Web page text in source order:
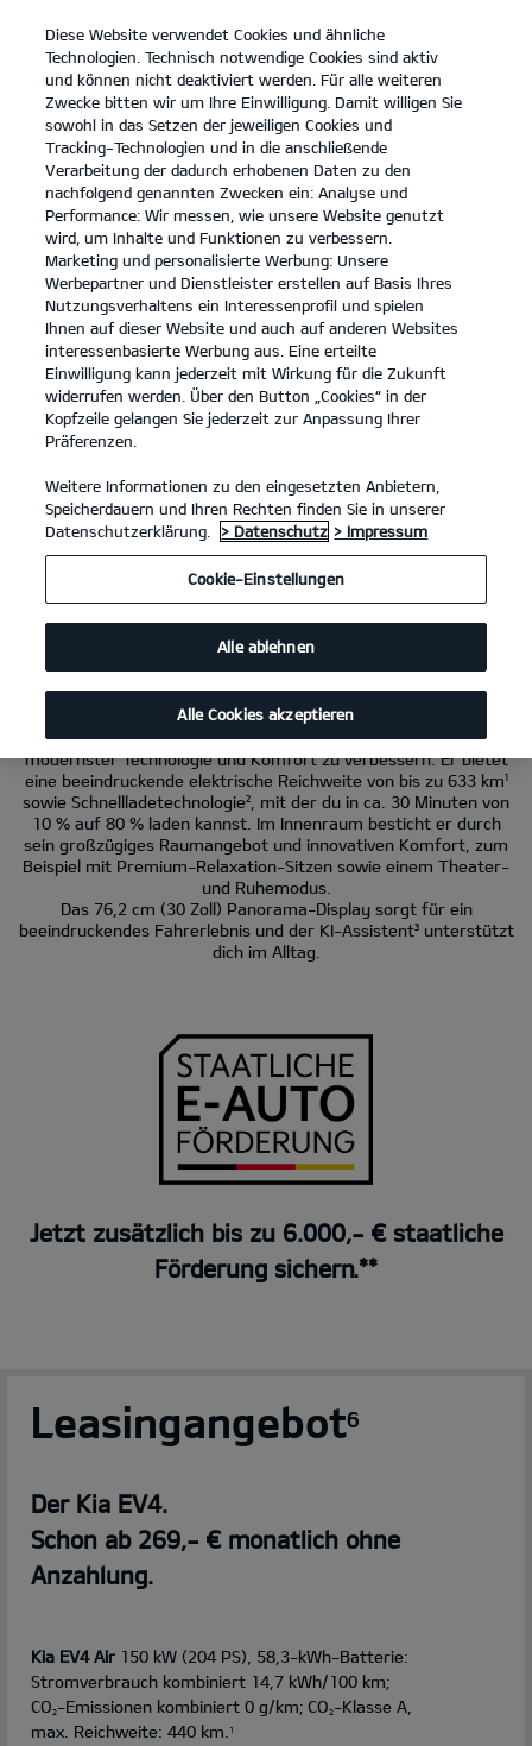
open
menu
KONTAKT
150 kW (204 PS): Stromverbrauch kombiniert 15,8 kWh/100
-Emissionen kombiniert 0 g/km. CO -Klasse A.
Der Kia EV4.
Entdecke die Welt in neuem Licht.
Der Kia EV4 wurde entwickelt, um dein Fahrerlebnis mit
modernster Technologie und Komfort zu verbessern. Er bietet
eine beeindruckende elektrische Reichweite von bis zu 633 km¹
sowie Schnellladetechnologie², mit der du in ca. 30 Minuten von
10 % auf 80 % laden kannst. Im Innenraum besticht er durch
sein großzügiges Raumangebot und innovativen Komfort, zum
Beispiel mit Premium-Relaxation-Sitzen sowie einem Theater-
und Ruhemodus.
Das 76,2 cm (30 Zoll) Panorama-Display sorgt für ein
beeindruckendes Fahrerlebnis und der KI-Assistent³ unterstützt
dich im Alltag.
Jetzt zusätzlich bis zu 6.000,- € staatliche
Förderung sichern.**
Leasingangebot6
Der Kia EV4.
Schon ab 269,- € monatlich ohne
Anzahlung.
Kia EV4 Air 150 kW (204 PS), 58,3-kWh-Batterie:
Stromverbrauch kombiniert 14,7 kWh/100 km;
CO2-Emissionen kombiniert 0 g/km; CO2-Klasse A,
max. Reichweite: 440 km.
1
Diese Website verwendet Cookies und ähnliche
Technologien. Technisch notwendige Cookies sind aktiv
und können nicht deaktiviert werden. Für alle weiteren
Zwecke bitten wir um Ihre Einwilligung. Damit willigen Sie
sowohl in das Setzen der jeweiligen Cookies und
Tracking-Technologien und in die anschließende
Verarbeitung der dadurch erhobenen Daten zu den
nachfolgend genannten Zwecken ein: Analyse und
Performance: Wir messen, wie unsere Website genutzt
wird, um Inhalte und Funktionen zu verbessern.
Marketing und personalisierte Werbung: Unsere
Werbepartner und Dienstleister erstellen auf Basis Ihres
Nutzungsverhaltens ein Interessenprofil und spielen
Ihnen auf dieser Website und auch auf anderen Websites
interessenbasierte Werbung aus. Eine erteilte
Einwilligung kann jederzeit mit Wirkung für die Zukunft
widerrufen werden. Über den Button „Cookies“ in der
Kopfzeile gelangen Sie jederzeit zur Anpassung Ihrer
Präferenzen.
Weitere Informationen zu den eingesetzten Anbietern,
Speicherdauern und Ihren Rechten finden Sie in unserer
Datenschutzerklärung.
> Datenschutz > Impressum
Cookie-Einstellungen
Alle ablehnen
Alle Cookies akzeptieren